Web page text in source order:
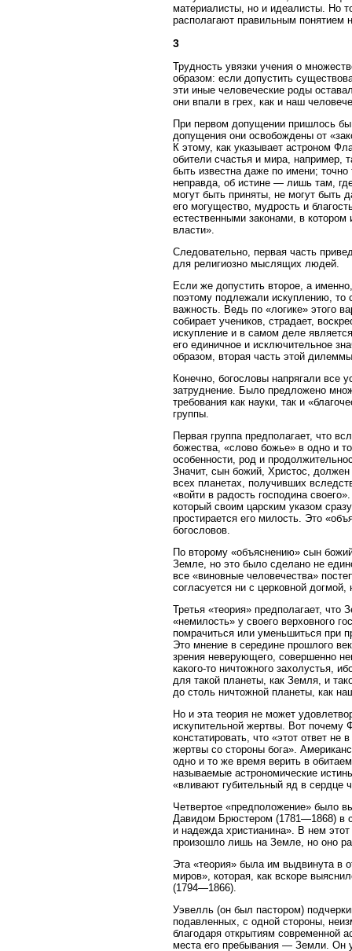
материалисты, но и идеалисты. Но
располагают правильным понятием
3
Трудность увязки учения о
образом: если допустить
эти иные человеческие роды
они впали в грех, как и наш
При первом допущении пришлось бы
допущения они освобождены от
К этому, как указывает астроном
обители счастья и мира, например,
быть известна даже по имени;
неправда, об истине — лишь там,
могут быть приняты, не могут быть
его могущество, мудрость и
естественными законами, в
власти».
Следовательно, первая часть
для религиозно мыслящих людей.
Если же допустить второе, а
поэтому подлежали искуплению, то
важность. Ведь по «логике» этого
собирает учеников, страдает,
искупление и в самом деле
его единичное и исключительное
образом, вторая часть этой
Конечно, богословы напрягали все
затруднение. Было предложено
требования как науки, так и
группы.
Первая группа предполагает, что
божества, «слово божье» в одно и
особенности, род и
Значит, сын божий, Христос,
всех планетах, получивших
«войти в радость господина
который своим царским указом
простирается его милость. Это
богословов.
По второму «объяснению» сын
Земле, но это было сделано не
все «виновные человечества»
согласуется ни с церковной
Третья «теория» предполагает,
«немилость» у своего верховного
помрачиться или уменьшиться при
Это мнение в середине прошлого
зрения неверующего, совершенно
какого-то ничтожного захолустья,
для такой планеты, как Земля, и
до столь ничтожной планеты, как
Но и эта теория не может
искупительной жертвы. Вот
констатировать, что «этот ответ
жертвы со стороны бога».
одно и то же время верить в
называемые астрономические
«вливают губительный яд в сердце
Четвертое «предположение» было
Давидом Брюстером (1781—1868) в
и надежда христианина». В нем
произошло лишь на Земле, но оно
Эта «теория» была им выдвинута в
миров», которая, как вскоре
(1794—1866).
Уэвелль (он был пастором)
подавленных, с одной стороны,
благодаря открытиям современной
места его пребывания — Земли. Он